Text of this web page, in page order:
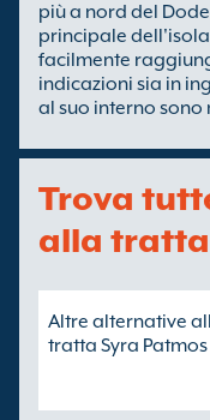
più a nord del
principale
facilmente
indicazioni sia in
al suo interno
Trova
alla tratta
Altre alternative
tratta Syra Patmos